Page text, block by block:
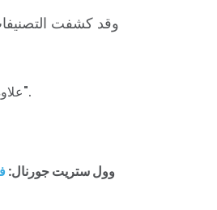
وقد كشفت
".
وول ستريت جورنال: